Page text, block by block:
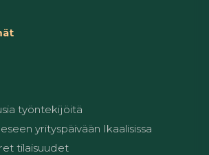
työntekijöitä
yrityspäivään Ikaalisissa
tilaisuudet